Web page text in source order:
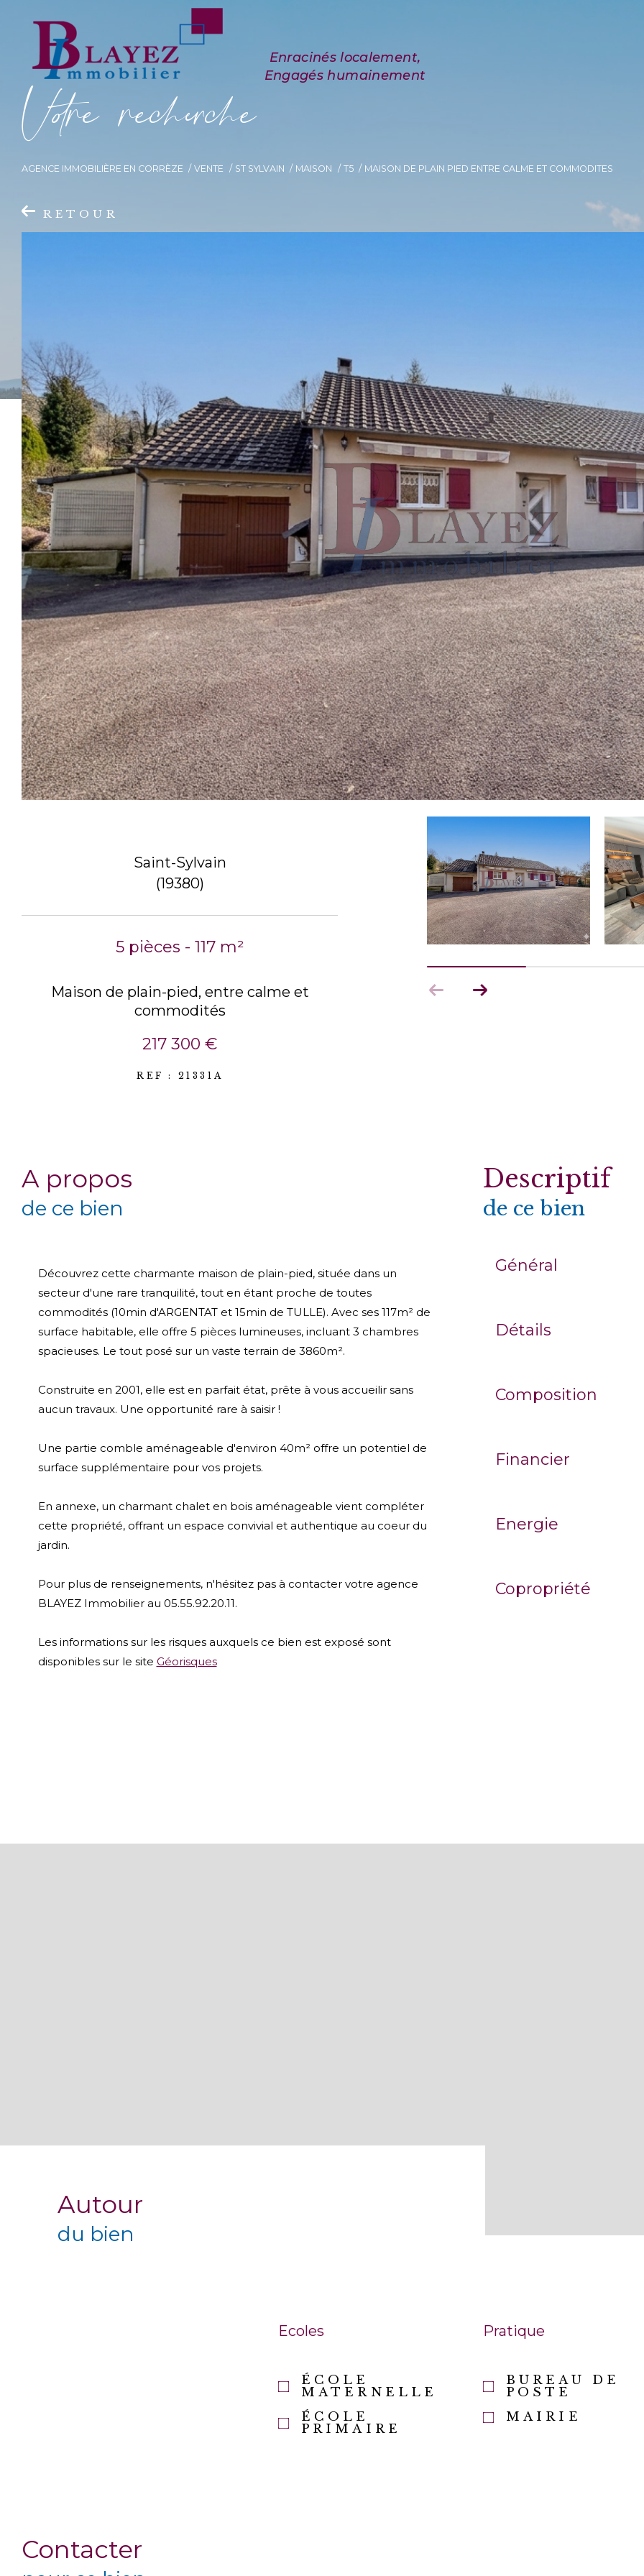
Vore recece
AGENCE IMMOBILIÈRE EN CORRÈZE VENTE ST SYLVAIN MAISON T5 MAISON DE PLAIN PIED ENTRE CALME ET COMMODITES
RETOUR
Saint-Sylvain
(19380)
5 pièces - 117 m²
Maison de plain-pied, entre calme et
commodités
217 300 €
REF : 21331A
a propos
de ce bien
Découvrez cette charmante maison de plain-pied, située dans un
secteur d'une rare tranquilité, tout en étant proche de toutes
commodités (10min d'ARGENTAT et 15min de TULLE). Avec ses 117m² de
surface habitable, elle offre 5 pièces lumineuses, incluant 3 chambres
spacieuses. Le tout posé sur un vaste terrain de 3860m².
Construite en 2001, elle est en parfait état, prête à vous accueilir sans
aucun travaux. Une opportunité rare à saisir !
Une partie comble aménageable d'environ 40m² offre un potentiel de
surface supplémentaire pour vos projets.
En annexe, un charmant chalet en bois aménageable vient compléter
cette propriété, offrant un espace convivial et authentique au coeur du
jardin.
Pour plus de renseignements, n'hésitez pas à contacter votre agence
BLAYEZ Immobilier au 05.55.92.20.11.
Les informations sur les risques auxquels ce bien est exposé sont
disponibles sur le site Géorisques
descriptif
de ce bien
Général
Détails
Composition
Financier
Energie
Copropriété
Autour
du bien
Ecoles
ÉCOLE
MATERNELLE
ÉCOLE
PRIMAIRE
Pratique
BUREAU DE
POSTE
MAIRIE
Contacter